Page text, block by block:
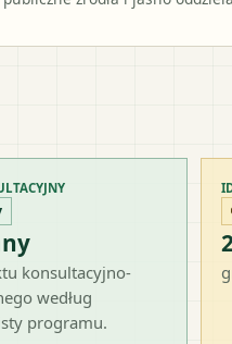
konsultacyjno-
według
programu.